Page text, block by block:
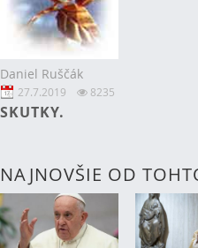
Daniel Ruščák
27.7.2019 8235
SKUTKY.
NAJNOVŠIE OD